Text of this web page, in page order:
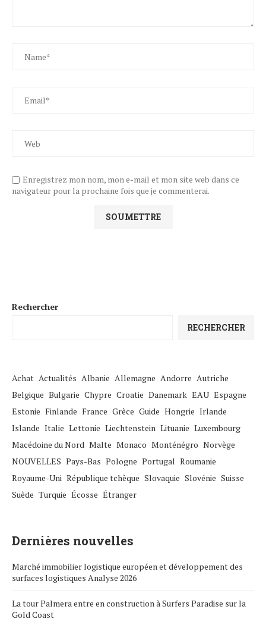
Enregistrez mon nom, mon e-mail et mon site web dans ce
navigateur pour la prochaine fois que je commenterai.
Rechercher
RECHERCHER
Achat Actualités Albanie Allemagne Andorre Autriche
Belgique Bulgarie Chypre Croatie Danemark EAU Espagne
Estonie Finlande France Grèce Guide Hongrie Irlande
Islande Italie Lettonie Liechtenstein Lituanie Luxembourg
Macédoine du Nord Malte Monaco Monténégro Norvège
NOUVELLES Pays-Bas Pologne Portugal Roumanie
Royaume-Uni République tchèque Slovaquie Slovénie Suisse
Suède Turquie Écosse Étranger
Dernières nouvelles
Marché immobilier logistique européen et développement des
surfaces logistiques Analyse 2026
La tour Palmera entre en construction à Surfers Paradise sur la
Gold Coast